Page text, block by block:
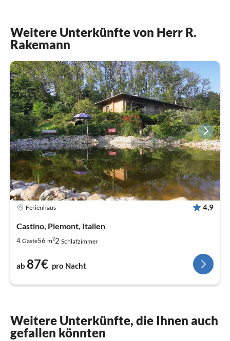
Weitere Unterkünfte von Herr R.
Rakemann
Ferienhaus 4,9
Castino, Piemont, Italien
4 Gäste56 m22 Schlafzimmer
ab 87€ pro Nacht
Weitere Unterkünfte, die Ihnen auch
gefallen könnten